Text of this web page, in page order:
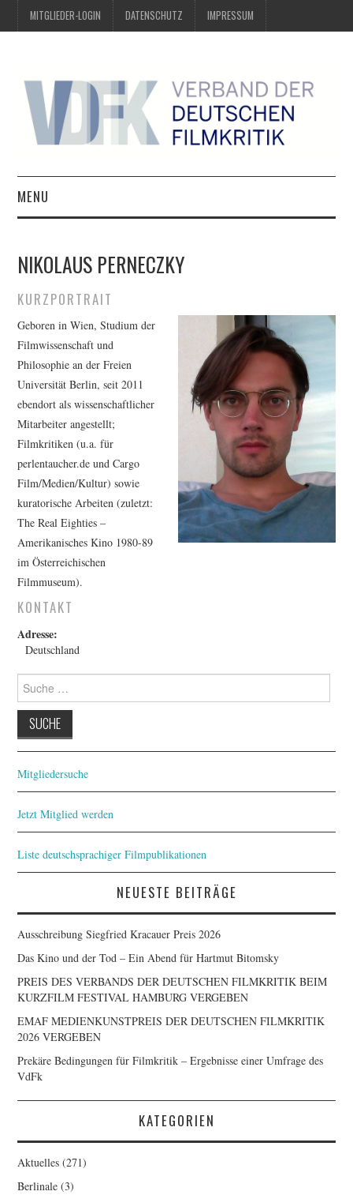
MITGLIEDER-LOGIN DATENSCHUTZ IMPRESSUM
MENU
PREIS DER DEUTSCHEN
FESTIVALPREISE
S. KRACAUER PREIS
WOCHE DER KRITIK
NIKOLAUS PERNECZKY
KURZPORTRAIT
Geboren in Wien, Studium der
Filmwissenschaft und
Philosophie an der Freien
Universität Berlin, seit 2011
ebendort als wissenschaftlicher
Mitarbeiter angestellt;
Filmkritiken (u.a. für
perlentaucher.de und Cargo
Film/Medien/Kultur) sowie
kuratorische Arbeiten (zuletzt:
The Real Eighties –
Amerikanisches Kino 1980-89
im Österreichischen
Filmmuseum).
KONTAKT
Adresse:
Deutschland
Suche
nach:
Mitgliedersuche
Jetzt Mitglied werden
Liste deutschsprachiger Filmpublikationen
NEUESTE BEITRÄGE
Ausschreibung Siegfried Kracauer Preis 2026
Das Kino und der Tod – Ein Abend für Hartmut Bitomsky
PREIS DES VERBANDS DER DEUTSCHEN FILMKRITIK BEIM
KURZFILM FESTIVAL HAMBURG VERGEBEN
EMAF MEDIENKUNSTPREIS DER DEUTSCHEN FILMKRITIK
2026 VERGEBEN
Prekäre Bedingungen für Filmkritik – Ergebnisse einer Umfrage des
VdFk
KATEGORIEN
Aktuelles (271)
Berlinale (3)